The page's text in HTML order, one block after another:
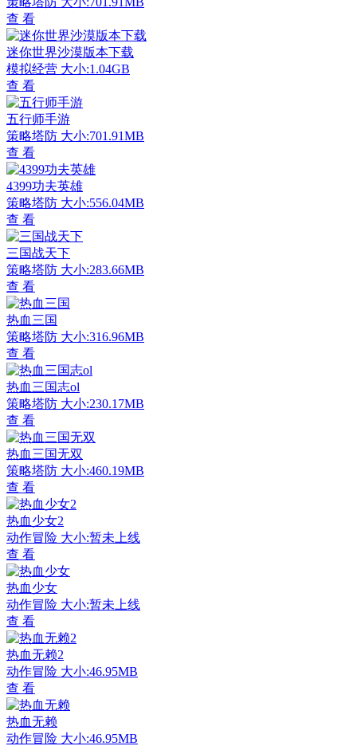
查 看
迷你世界沙漠版本下载
模拟经营 大小:1.04GB
查 看
五行师手游
策略塔防 大小:701.91MB
查 看
4399功夫英雄
策略塔防 大小:556.04MB
查 看
三国战天下
策略塔防 大小:283.66MB
查 看
热血三国
策略塔防 大小:316.96MB
查 看
热血三国志ol
策略塔防 大小:230.17MB
查 看
热血三国无双
策略塔防 大小:460.19MB
查 看
热血少女2
动作冒险 大小:暂未上线
查 看
热血少女
动作冒险 大小:暂未上线
查 看
热血无赖2
动作冒险 大小:46.95MB
查 看
热血无赖
动作冒险 大小:46.95MB